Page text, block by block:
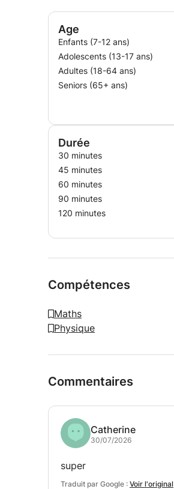
Age
Enfants (7-12 ans)
Adolescents (13-17 ans)
Adultes (18-64 ans)
Seniors (65+ ans)
Durée
30 minutes
45 minutes
60 minutes
90 minutes
120 minutes
Compétences
Maths
Physique
Commentaires
Catherine
30/07/2026
super
Traduit par Google : Voir l'original